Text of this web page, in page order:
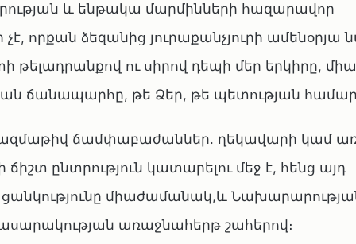
և ենթակա մարմինների հազարավոր
որքան ձեզանից յուրաքանչյուրի ամենօրյա
ու սիրով դեպի մեր երկիրը,
ճանապարհը, թե Ձեր, թե պետության
ճամփաբաժաններ. ղեկավարի կամ
ընտրություն կատարելու մեջ է, հենց այդ
միաժամանակ,և
առաջնահերթ շահերով։